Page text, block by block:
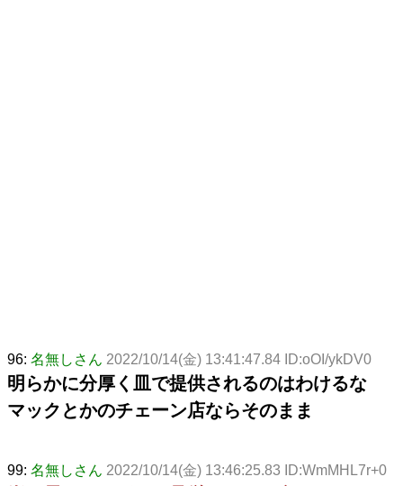
96: 名無しさん 2022/10/14(金) 13:41:47.84 ID:oOI/ykDV0
明らかに分厚く皿で提供されるのはわけるな
マックとかのチェーン店ならそのまま
99: 名無しさん 2022/10/14(金) 13:46:25.83 ID:WmMHL7r+0